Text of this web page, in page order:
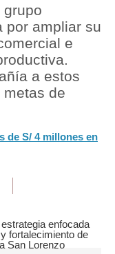
grupo
por ampliar su
e
a estos
de
de S/ 4 millones en